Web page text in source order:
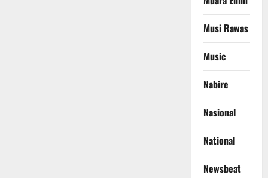
Musi Rawas
Music
Nabire
Nasional
National
Newsbeat